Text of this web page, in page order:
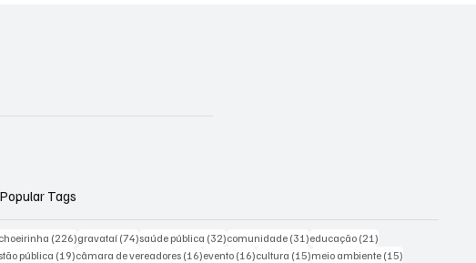
Popular Tags
(226)226 posts
gravataí (74)74 posts
saúde pública (32)32 posts
comunidade (31)31 posts
educação (21)
pública (19)19 posts
câmara de vereadores (16)16 posts
evento (16)16 posts
cultura (15)15 posts
meio ambiente (15)